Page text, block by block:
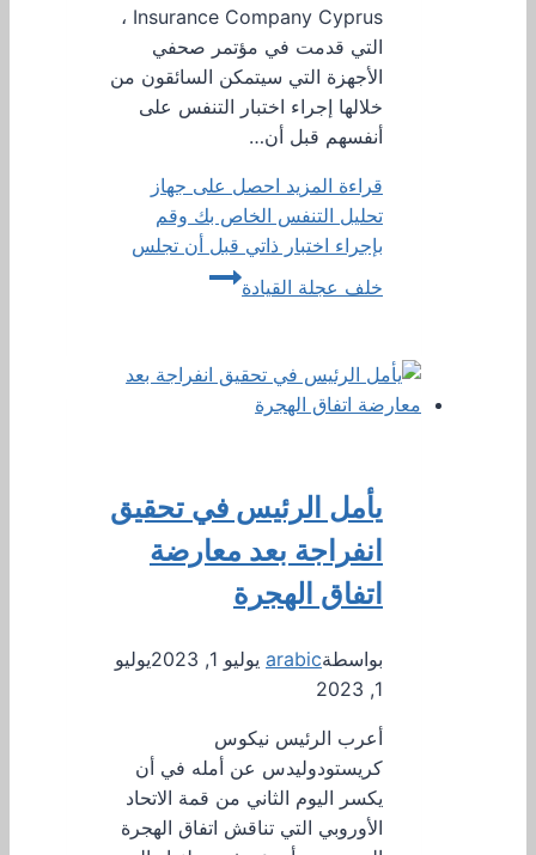
Insurance Company Cyprus ،
التي قدمت في مؤتمر صحفي
الأجهزة التي سيتمكن السائقون من
خلالها إجراء اختبار التنفس على
أنفسهم قبل أن…
قراءة المزيد احصل على جهاز
تحليل التنفس الخاص بك وقم
بإجراء اختبار ذاتي قبل أن تجلس
خلف عجلة القيادة
يأمل الرئيس في تحقيق
انفراجة بعد معارضة
اتفاق الهجرة
بواسطةarabic يوليو 1, 2023
يوليو
1, 2023
أعرب الرئيس نيكوس
كريستودوليدس عن أمله في أن
يكسر اليوم الثاني من قمة الاتحاد
الأوروبي التي تناقش اتفاق الهجرة